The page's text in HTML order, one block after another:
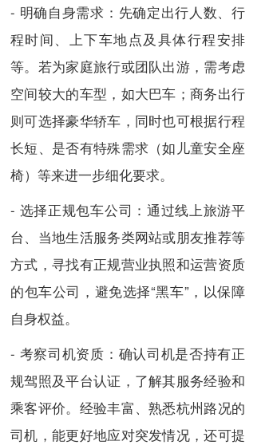
- 明确自身需求：先确定出行人数、行
程时间、上下车地点及具体行程安排
等。若为家庭旅行或团队出游，需考虑
空间较大的车型，如大巴车；商务出行
则可选择豪华轿车，同时也可根据行程
长短、是否有特殊需求（如儿童安全座
椅）等来进一步细化要求。
- 选择正规包车公司：通过线上旅游平
台、当地生活服务类网站或朋友推荐等
方式，寻找有正规营业执照和运营资质
的包车公司，避免选择“黑车”，以保障
自身权益。
- 考察司机资质：确认司机是否持有正
规驾照及平台认证，了解其服务经验和
乘客评价。经验丰富、熟悉杭州路况的
司机，能更好地应对突发情况，还可提